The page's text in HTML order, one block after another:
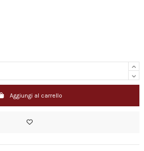
Aggiungi al carrello